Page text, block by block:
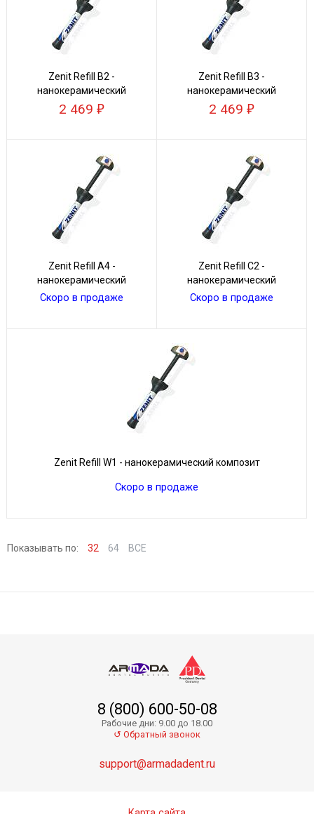
Zenit Refill В2 -
нанокерамический
композит
2 469
Zenit Refill В3 -
нанокерамический
композит
2 469
Zenit Refill А4 -
нанокерамический
материал
Скоро в продаже
Zenit Refill С2 -
нанокерамический
композит
Скоро в продаже
Zenit Refill W1 - нанокерамический композит
Скоро в продаже
Показывать по: 32 64 ВСЕ
8 (800) 600-50-08
Рабочие дни: 9.00 до 18.00
↺ Обратный звонок
support@armadadent.ru